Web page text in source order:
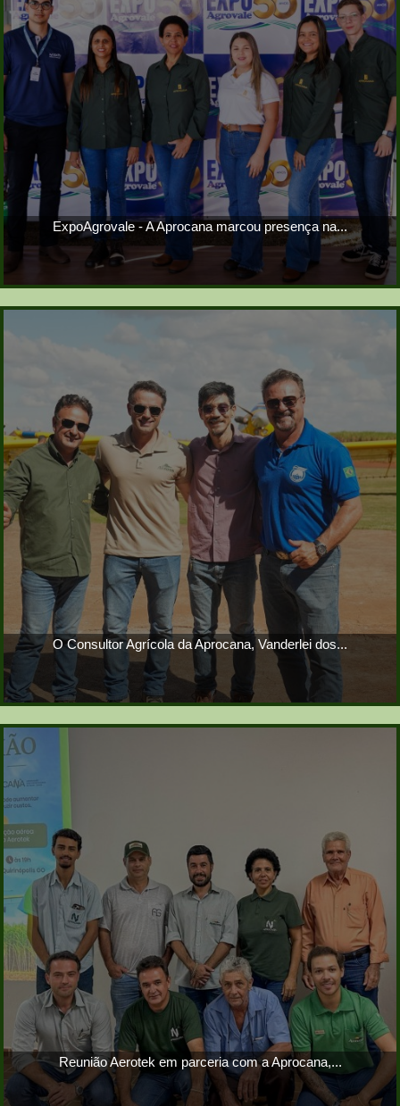
ExpoAgrovale - A Aprocana marcou presença na...
O Consultor Agrícola da Aprocana, Vanderlei dos...
Reunião Aerotek em parceria com a Aprocana,...